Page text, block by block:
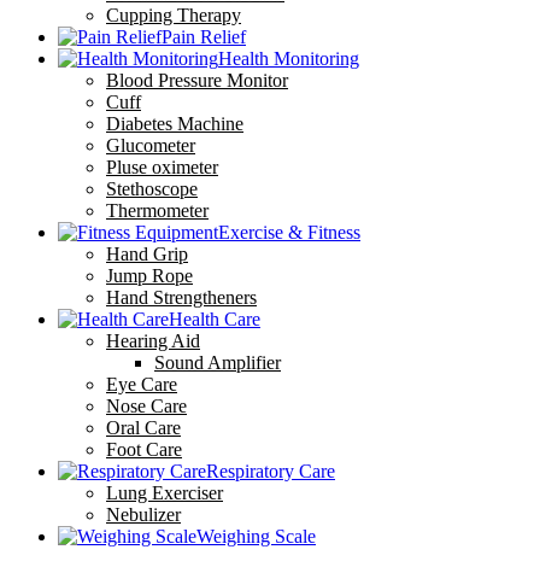
Cupping Therapy
Pain Relief
Health Monitoring
Blood Pressure Monitor
Cuff
Diabetes Machine
Glucometer
Pluse oximeter
Stethoscope
Thermometer
Exercise & Fitness
Hand Grip
Jump Rope
Hand Strengtheners
Health Care
Hearing Aid
Sound Amplifier
Eye Care
Nose Care
Oral Care
Foot Care
Respiratory Care
Lung Exerciser
Nebulizer
Weighing Scale